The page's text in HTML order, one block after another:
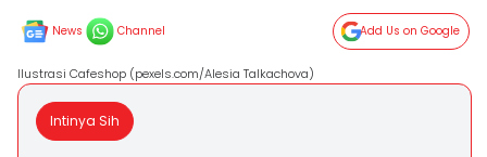
News Channel Add Us on Google
Ilustrasi Cafeshop (pexels.com/Alesia Talkachova)
Intinya Sih